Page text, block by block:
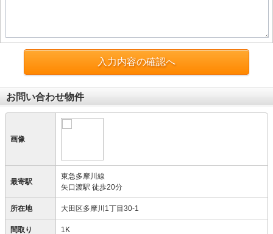
入力内容の確認へ
お問い合わせ物件
画像
最寄駅
東急多摩川線
矢口渡駅 徒歩20分
所在地 大田区多摩川1丁目30-1
間取り 1K